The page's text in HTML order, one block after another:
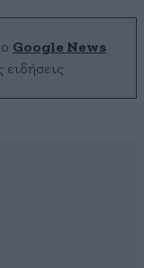
Google News
ειδήσεις